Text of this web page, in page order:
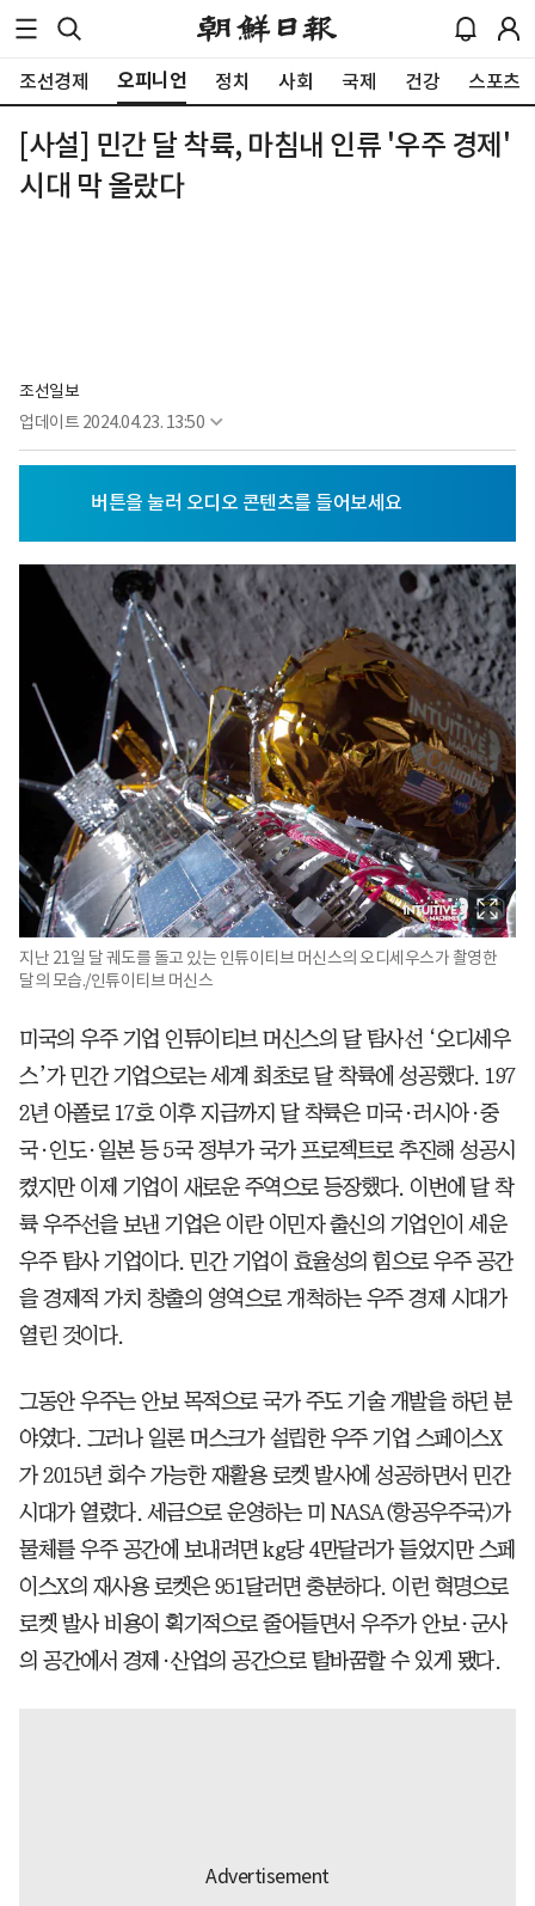
조선경제 오피니언 정치 사회 국제 건강 스포츠
[사설] 민간 달 착륙, 마침내 인류 '우주 경제'
시대 막 올랐다
조선일보
업데이트 2024.04.23. 13:50
지난 21일 달 궤도를 돌고 있는 인튜이티브 머신스의 오디세우스가 촬영한
달의 모습./인튜이티브 머신스
미국의 우주 기업 인튜이티브 머신스의 달 탐사선 ‘오디세우
스’가 민간 기업으로는 세계 최초로 달 착륙에 성공했다. 197
2년 아폴로 17호 이후 지금까지 달 착륙은 미국·러시아·중
국·인도·일본 등 5국 정부가 국가 프로젝트로 추진해 성공시
켰지만 이제 기업이 새로운 주역으로 등장했다. 이번에 달 착
륙 우주선을 보낸 기업은 이란 이민자 출신의 기업인이 세운
우주 탐사 기업이다. 민간 기업이 효율성의 힘으로 우주 공간
을 경제적 가치 창출의 영역으로 개척하는 우주 경제 시대가
열린 것이다.
그동안 우주는 안보 목적으로 국가 주도 기술 개발을 하던 분
야였다. 그러나 일론 머스크가 설립한 우주 기업 스페이스X
가 2015년 회수 가능한 재활용 로켓 발사에 성공하면서 민간
시대가 열렸다. 세금으로 운영하는 미 NASA(항공우주국)가
물체를 우주 공간에 보내려면 kg당 4만달러가 들었지만 스페
이스X의 재사용 로켓은 951달러면 충분하다. 이런 혁명으로
로켓 발사 비용이 획기적으로 줄어들면서 우주가 안보·군사
의 공간에서 경제·산업의 공간으로 탈바꿈할 수 있게 됐다.